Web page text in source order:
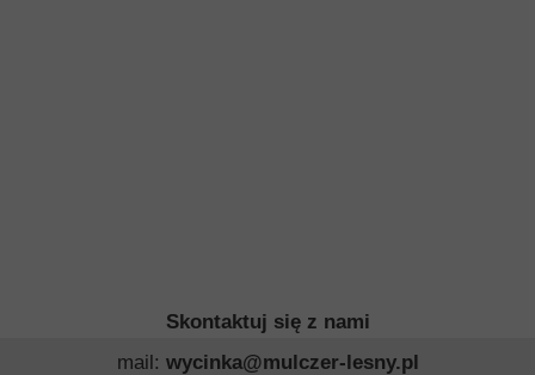
Skontaktuj się z nami
mail: wycinka@mulczer-lesny.pl